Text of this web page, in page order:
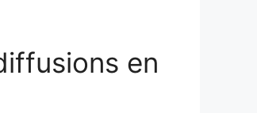
en